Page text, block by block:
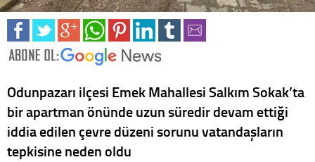
Odunpazarı ilçesi Emek Mahallesi Salkım Sokak’ta
bir apartman önünde uzun süredir devam ettiği
iddia edilen çevre düzeni sorunu vatandaşların
tepkisine neden oldu